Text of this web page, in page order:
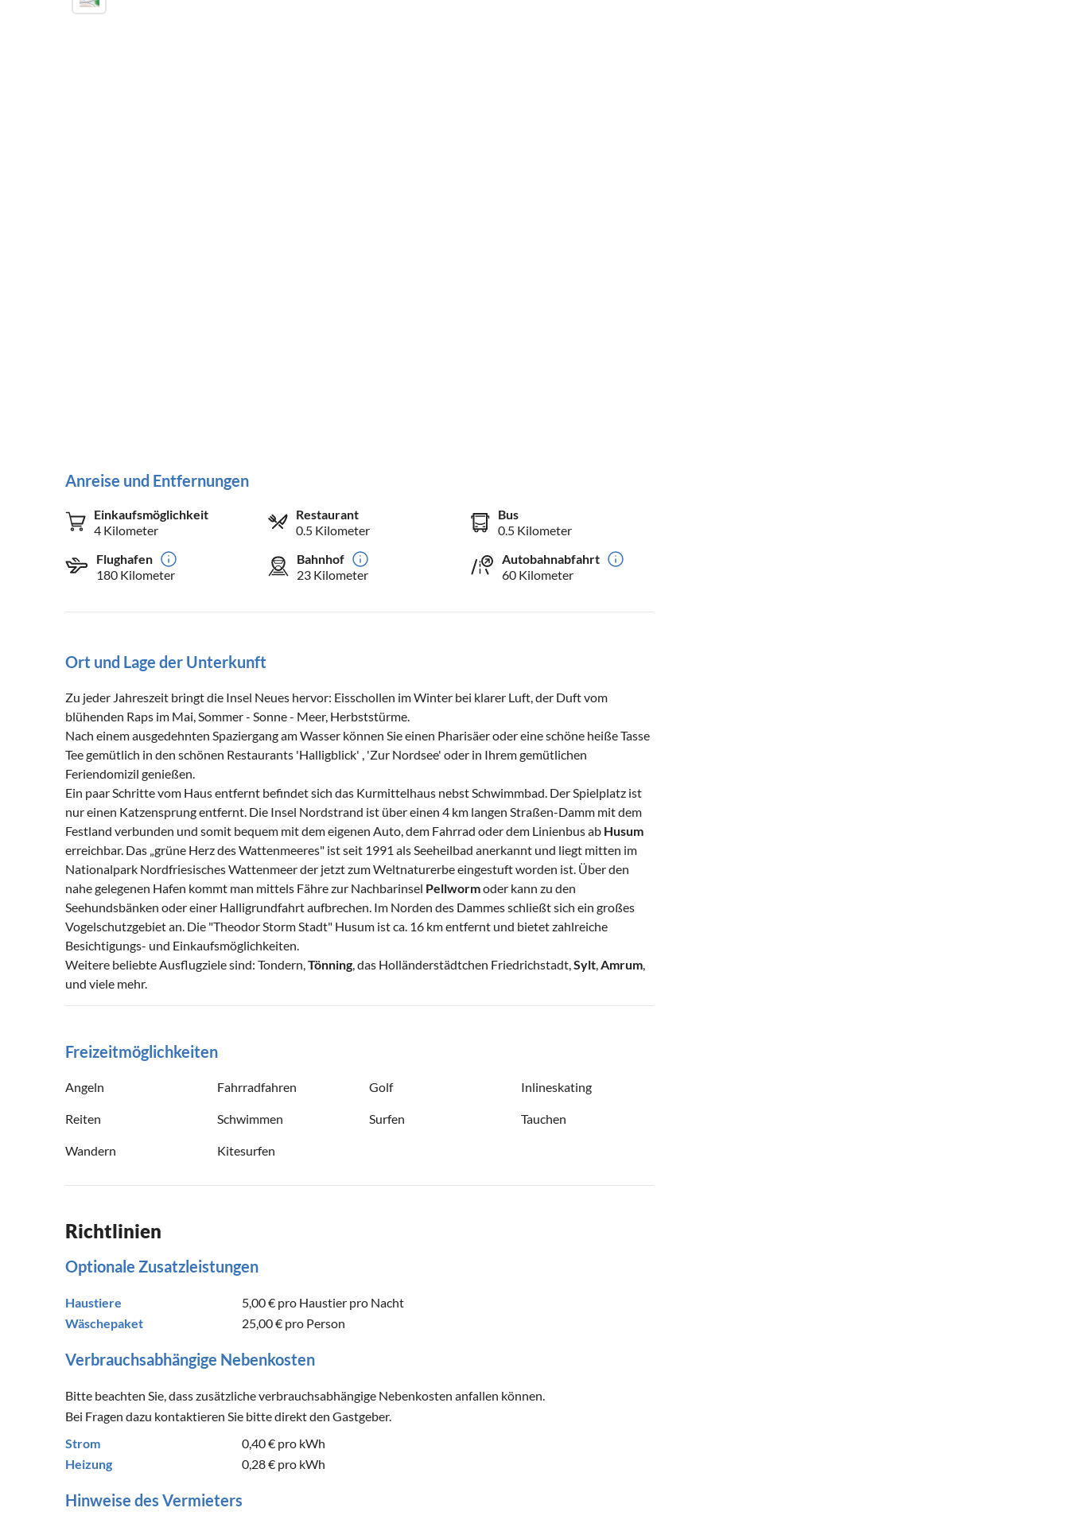
Anreise und Entfernungen
Einkaufsmöglichkeit
4 Kilometer
Restaurant
0.5 Kilometer
Bus
0.5 Kilometer
Flughafen
180 Kilometer
Bahnhof
23 Kilometer
Autobahnabfahrt
60 Kilometer
Ort und Lage der Unterkunft
Zu jeder Jahreszeit bringt die Insel Neues hervor: Eisschollen im Winter bei klarer Luft, der Duft vom
blühenden Raps im Mai, Sommer - Sonne - Meer, Herbststürme.
Nach einem ausgedehnten Spaziergang am Wasser können Sie einen Pharisäer oder eine schöne heiße Tasse
Tee gemütlich in den schönen Restaurants 'Halligblick' , 'Zur Nordsee' oder in Ihrem gemütlichen
Feriendomizil genießen.
Ein paar Schritte vom Haus entfernt befindet sich das Kurmittelhaus nebst Schwimmbad. Der Spielplatz ist
nur einen Katzensprung entfernt. Die Insel Nordstrand ist über einen 4 km langen Straßen-Damm mit dem
Festland verbunden und somit bequem mit dem eigenen Auto, dem Fahrrad oder dem Linienbus ab Husum
erreichbar. Das „grüne Herz des Wattenmeeres" ist seit 1991 als Seeheilbad anerkannt und liegt mitten im
Nationalpark Nordfriesisches Wattenmeer der jetzt zum Weltnaturerbe eingestuft worden ist. Über den
nahe gelegenen Hafen kommt man mittels Fähre zur Nachbarinsel Pellwormoder kann zu den
Seehundsbänken oder einer Halligrundfahrt aufbrechen. Im Norden des Dammes schließt sich ein großes
Vogelschutzgebiet an. Die "Theodor Storm Stadt" Husum ist ca. 16 km entfernt und bietet zahlreiche
Besichtigungs- und Einkaufsmöglichkeiten.
Weitere beliebte Ausflugziele sind: Tondern, Tönning , das Holländerstädtchen Friedrichstadt, Sylt Amrum
und viele mehr.
Freizeitmöglichkeiten
Angeln Fahrradfahren Golf Inlineskating
Reiten Schwimmen Surfen Tauchen
Wandern Kitesurfen
Richtlinien
Optionale Zusatzleistungen
Haustiere 5,00 € pro Haustier pro Nacht
Wäschepaket
25,00 € pro Person
Verbrauchsabhängige Nebenkosten
Bitte beachten Sie, dass zusätzliche verbrauchsabhängige Nebenkosten anfallen können.
Bei Fragen dazu kontaktieren Sie bitte direkt den Gastgeber.
Strom
0,40 € pro kWh
Heizung
0,28 € pro kWh
Hinweise des Vermieters